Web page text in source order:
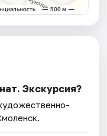
Экскурсия?